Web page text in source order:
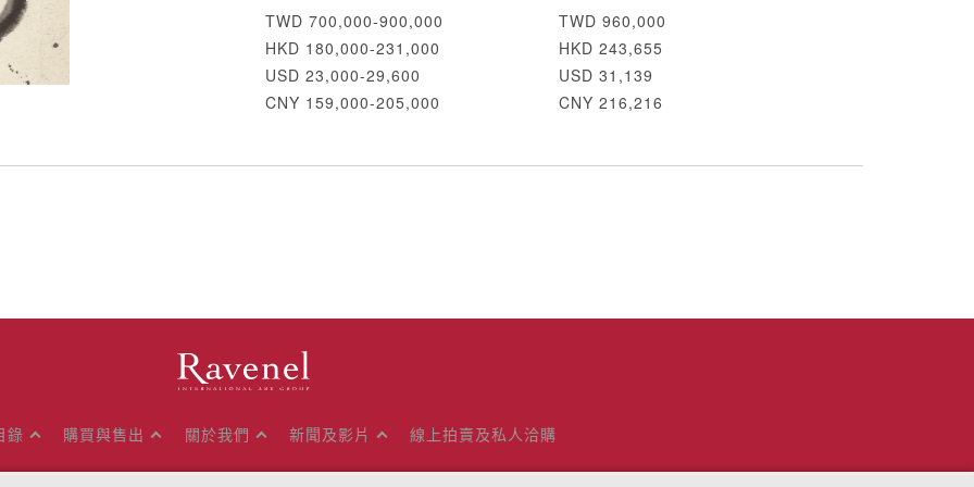
TWD 700,000-900,000
HKD 180,000-231,000
USD 23,000-29,600
CNY 159,000-205,000
TWD 960,000
HKD 243,655
USD 31,139
CNY 216,216
錄 購買與售出 關於我們 新聞及影片 線上拍賣及私人洽購